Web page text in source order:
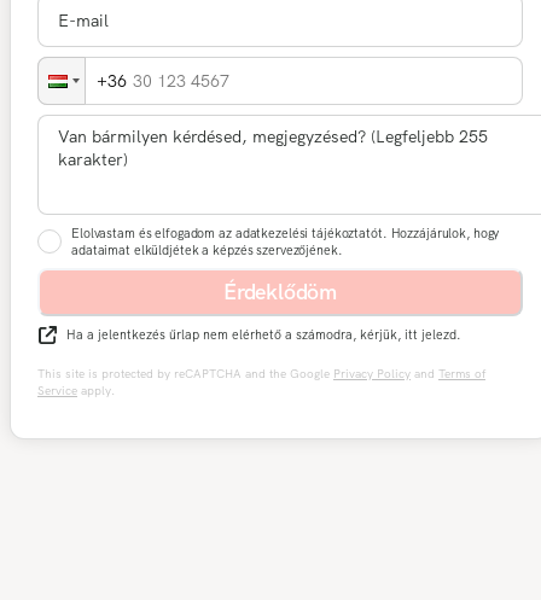
30 123 4567
Elolvastam és elfogadom az adatkezelési tájékoztatót. Hozzájárulok, hogy
adataimat elküldjétek a képzés szervezőjének.
Érdeklődöm
Ha a jelentkezés űrlap nem elérhető a számodra, kérjük, itt jelezd.
This site is protected by reCAPTCHA and the Google Privacy Policy and Terms of
Service apply.